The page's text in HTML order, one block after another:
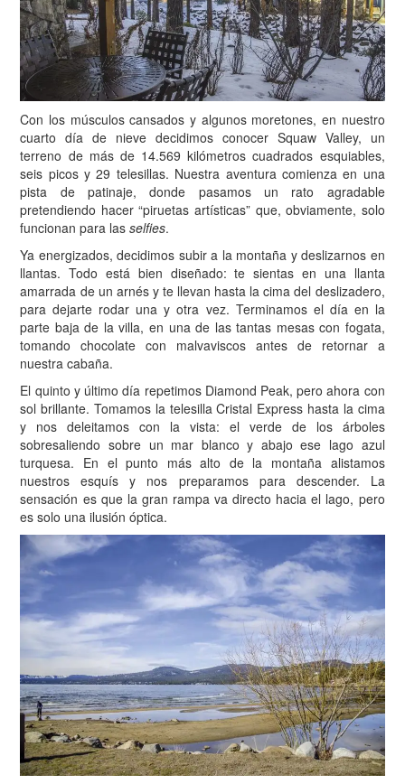
Con los músculos cansados y algunos moretones, en nuestro
cuarto día de nieve decidimos conocer Squaw Valley, un
terreno de más de 14.569 kilómetros cuadrados esquiables,
seis picos y 29 telesillas. Nuestra aventura comienza en una
pista de patinaje, donde pasamos un rato agradable
pretendiendo hacer “piruetas artísticas” que, obviamente, solo
funcionan para lasselfies.
Ya energizados, decidimos subir a la montaña y deslizarnos en
llantas. Todo está bien diseñado: te sientas en una llanta
amarrada de un arnés y te llevan hasta la cima del deslizadero,
para dejarte rodar una y otra vez. Terminamos el día en la
parte baja de la villa, en una de las tantas mesas con fogata,
tomando chocolate con malvaviscos antes de retornar a
nuestra cabaña.
El quinto y último día repetimos Diamond Peak, pero ahora con
sol brillante. Tomamos la telesilla Cristal Express hasta la cima
y nos deleitamos con la vista: el verde de los árboles
sobresaliendo sobre un mar blanco y abajo ese lago azul
turquesa. En el punto más alto de la montaña alistamos
nuestros esquís y nos preparamos para descender. La
sensación es que la gran rampa va directo hacia el lago, pero
es solo una ilusión óptica.